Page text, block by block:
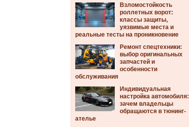
Взломостойкость
роллетных ворот:
классы защиты,
уязвимые места и
реальные тесты на проникновение
Ремонт спецтехники:
выбор оригинальных
запчастей и
особенности
обслуживания
Индивидуальная
настройка автомобиля:
зачем владельцы
обращаются в тюнинг-
ателье